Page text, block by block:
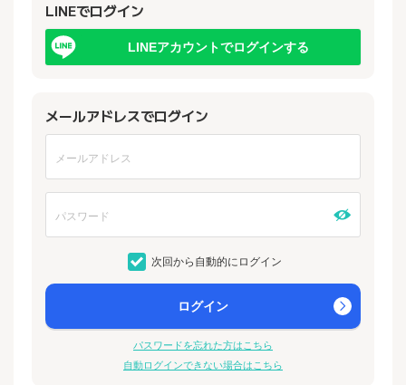
LINEでログイン
LINEアカウントでログインする
メールアドレスでログイン
次回から自動的にログイン
ログイン
パスワードを忘れた方はこちら
自動ログインできない場合はこちら